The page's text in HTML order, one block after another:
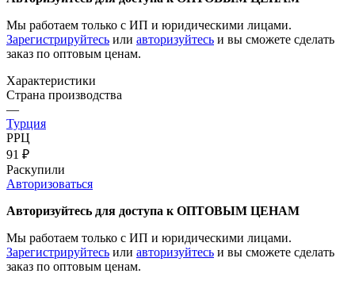
Мы работаем только с ИП и юридическими лицами.
Зарегистрируйтесь или авторизуйтесь и вы сможете сделать
заказ по оптовым ценам.
Характеристики
Страна производства
—
Турция
РРЦ
91 ₽
Раскупили
Авторизоваться
Авторизуйтесь для доступа к ОПТОВЫМ ЦЕНАМ
Мы работаем только с ИП и юридическими лицами.
Зарегистрируйтесь или авторизуйтесь и вы сможете сделать
заказ по оптовым ценам.